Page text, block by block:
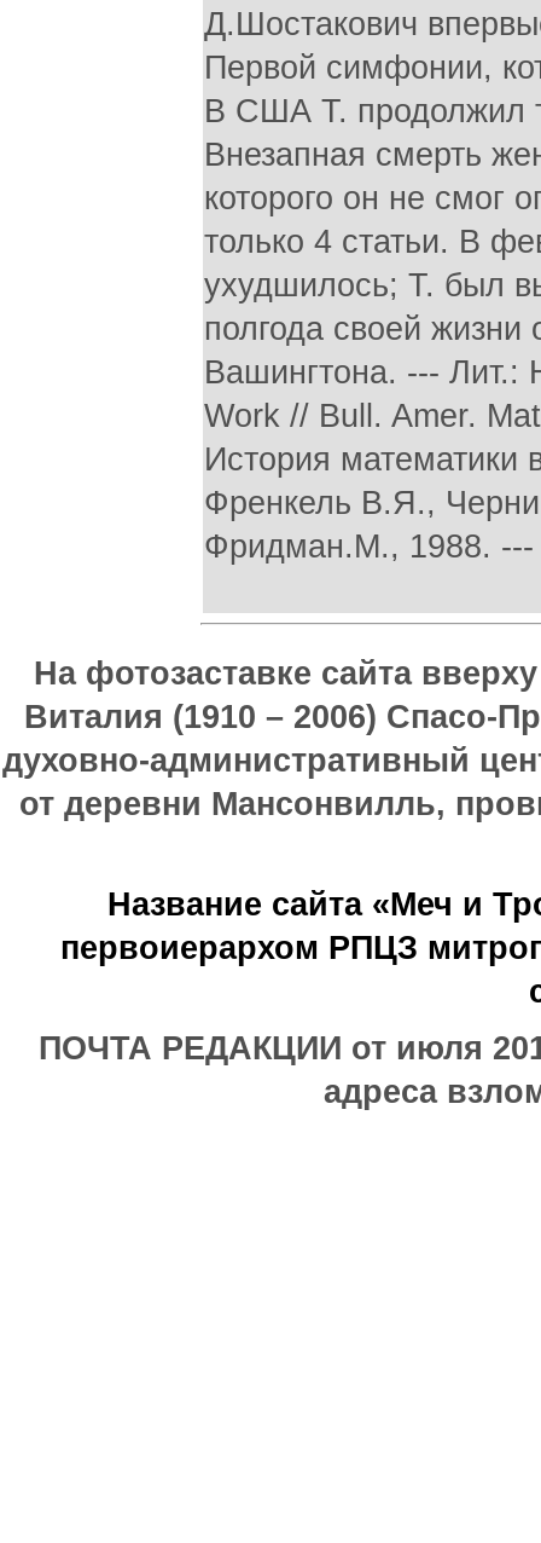
Д.Шостакович
Первой симфонии,
В США Т. продолжил
Внезапная смерть
которого он не смог
только 4 статьи. В
ухудшилось; Т. был
полгода своей
Вашингтона. --- Лит.:
Work // Bull. Amer.
История
Френкель В.Я.,
Фридман.М., 1988.
На фотозаставке сайта
Виталия (1910 – 2006) Спасо-
духовно-административный
от деревни Мансонвилль,
Название сайта «Меч и
первоиерархом РПЦЗ
ПОЧТА РЕДАКЦИИ от июля
адреса